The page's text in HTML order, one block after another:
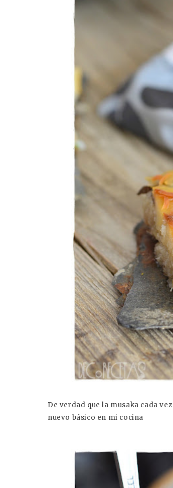
De verdad que la musaka cada
nuevo básico en mi cocina